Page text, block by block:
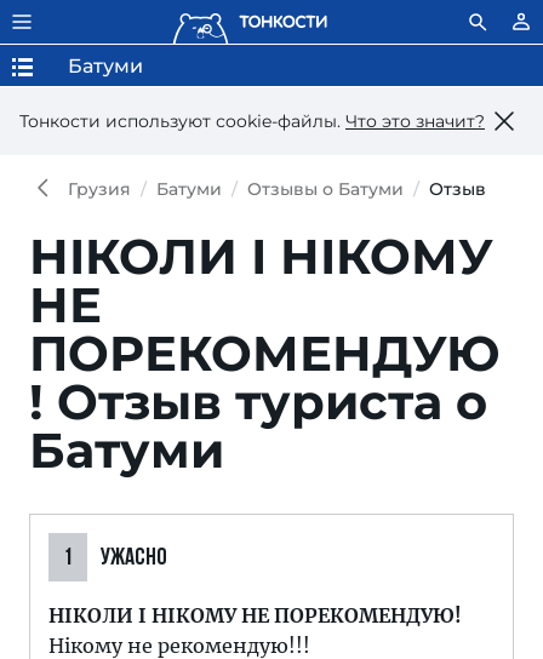
Тонкости используют сookie-файлы. Что это значит?
Батуми
Грузия Батуми Отзывы о Батуми Отзыв
НІКОЛИ І НІКОМУ
НЕ
ПОРЕКОМЕНДУЮ
! Отзыв туриста о
Батуми
1 УЖАСНО
НІКОЛИ І НІКОМУ НЕ ПОРЕКОМЕНДУЮ!
Нікому не рекомендую!!!